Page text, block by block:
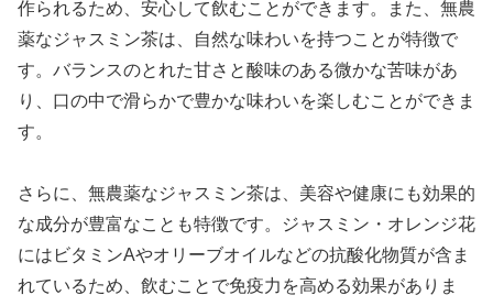
作られるため、安心して飲むことができます。また、無農
薬なジャスミン茶は、自然な味わいを持つことが特徴で
す。バランスのとれた甘さと酸味のある微かな苦味があ
り、口の中で滑らかで豊かな味わいを楽しむことができま
す。
さらに、無農薬なジャスミン茶は、美容や健康にも効果的
な成分が豊富なことも特徴です。ジャスミン・オレンジ花
にはビタミンAやオリーブオイルなどの抗酸化物質が含ま
れているため、飲むことで免疫力を高める効果がありま